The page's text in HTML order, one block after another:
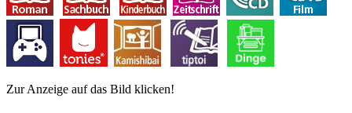
Zur Anzeige auf das Bild klicken!